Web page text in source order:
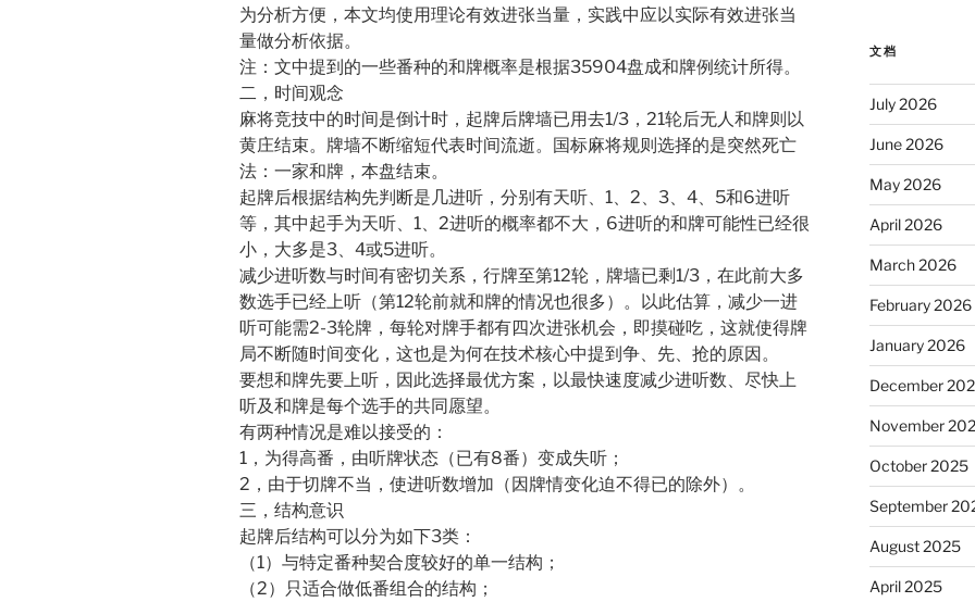
为分析方便，本文均使用理论有效进张当量，实践中应以实际有效进张当
量做分析依据。
注：文中提到的一些番种的和牌概率是根据35904盘成和牌例统计所得。
二，时间观念
麻将竞技中的时间是倒计时，起牌后牌墙已用去1/3，21轮后无人和牌则以
黄庄结束。牌墙不断缩短代表时间流逝。国标麻将规则选择的是突然死亡
法：一家和牌，本盘结束。
起牌后根据结构先判断是几进听，分别有天听、1、2、3、4、5和6进听
等，其中起手为天听、1、2进听的概率都不大，6进听的和牌可能性已经很
小，大多是3、4或5进听。
减少进听数与时间有密切关系，行牌至第12轮，牌墙已剩1/3，在此前大多
数选手已经上听（第12轮前就和牌的情况也很多）。以此估算，减少一进
听可能需2-3轮牌，每轮对牌手都有四次进张机会，即摸碰吃，这就使得牌
局不断随时间变化，这也是为何在技术核心中提到争、先、抢的原因。
要想和牌先要上听，因此选择最优方案，以最快速度减少进听数、尽快上
听及和牌是每个选手的共同愿望。
有两种情况是难以接受的：
1，为得高番，由听牌状态（已有8番）变成失听；
2，由于切牌不当，使进听数增加（因牌情变化迫不得已的除外）。
三，结构意识
起牌后结构可以分为如下3类：
（1）与特定番种契合度较好的单一结构；
（2）只适合做低番组合的结构；
文档
July 2026
June 2026
May 2026
April 2026
March 2026
February 2026
January 2026
December
November
October 2025
September
August 2025
April 2025